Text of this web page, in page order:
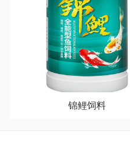
锦鲤饲料